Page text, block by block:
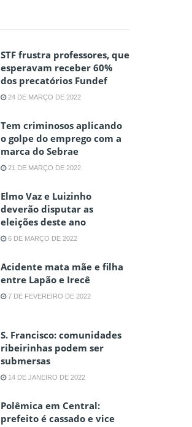
STF frustra professores, que
esperavam receber 60%
dos precatórios Fundef
24 DE MARÇO DE 2022
Tem criminosos aplicando
o golpe do emprego com a
marca do Sebrae
21 DE MARÇO DE 2022
Elmo Vaz e Luizinho
deverão disputar as
eleições deste ano
6 DE MARÇO DE 2022
Acidente mata mãe e filha
entre Lapão e Irecê
7 DE FEVEREIRO DE 2022
S. Francisco: comunidades
ribeirinhas podem ser
submersas
14 DE JANEIRO DE 2022
Polêmica em Central:
prefeito é cassado e vice